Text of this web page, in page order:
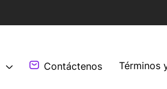
Contáctenos Términos